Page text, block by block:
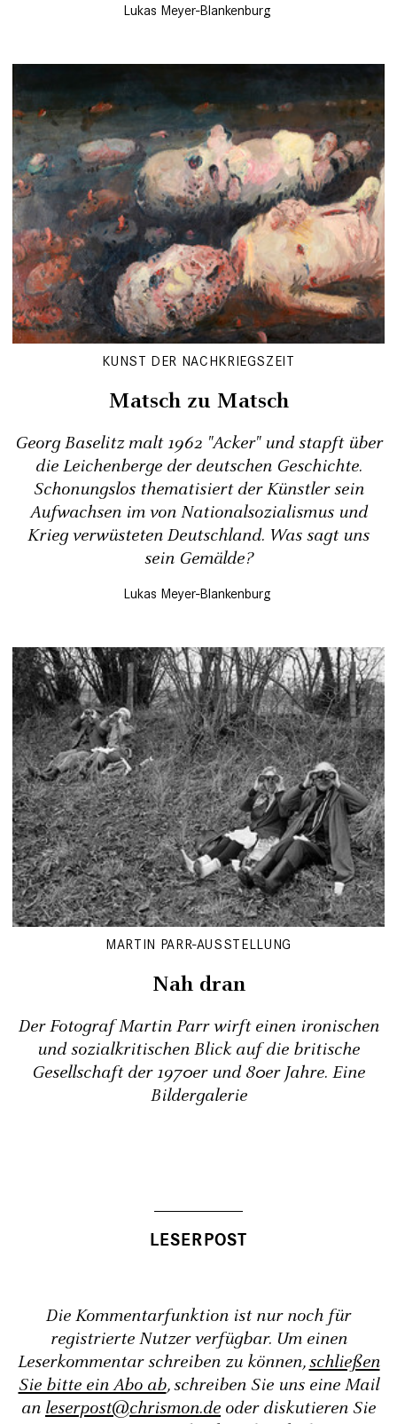
Lukas Meyer-Blankenburg
KUNST DER NACHKRIEGSZEIT
Matsch zu Matsch
Georg Baselitz malt 1962 "Acker" und stapft über
die Leichenberge der deutschen Geschichte.
Schonungslos thematisiert der Künstler sein
Aufwachsen im von Nationalsozialismus und
Krieg verwüsteten Deutschland. Was sagt uns
sein Gemälde?
Lukas Meyer-Blankenburg
MARTIN PARR-AUSSTELLUNG
Nah dran
Der Fotograf Martin Parr wirft einen ironischen
und sozialkritischen Blick auf die britische
Gesellschaft der 1970er und 80er Jahre. Eine
Bildergalerie
Die Kommentarfunktion ist nur noch für
registrierte Nutzer verfügbar. Um einen
Leserkommentar schreiben zu können,schließen
Sie bitte ein Abo ab, schreiben Sie uns eine Mail
an leserpost@chrismon.de oder diskutieren Sie